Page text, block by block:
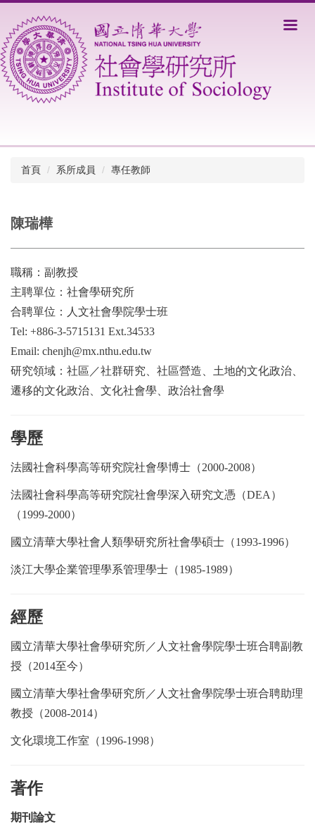
主
要
內
容
首頁 系所成員 專任教師
陳瑞樺
職稱：副教授
主聘單位：社會學研究所
合聘單位：人文社會學院學士班
Tel: +886-3-5715131 Ext.34533
Email: chenjh@mx.nthu.edu.tw
研究領域：社區／社群研究、社區營造、土地的文化政治、
遷移的文化政治、文化社會學、政治社會學
學歷
法國社會科學高等研究院社會學博士（2000-2008）
法國社會科學高等研究院社會學深入研究文憑（DEA ）
（1999-2000）
國立清華大學社會人類學研究所社會學碩士（1993-1996）
淡江大學企業管理學系管理學士（1985-1989）
經歷
國立清華大學社會學研究所／人文社會學院學士班合聘副教
授（2014至今）
國立清華大學社會學研究所／人文社會學院學士班合聘助理
教授（2008-2014）
文化環境工作室（1996-1998）
著作
期刊論文